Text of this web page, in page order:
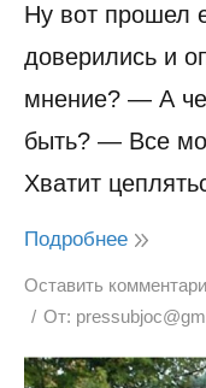
Ну вот прошел
доверились и
мнение? — А
быть? — Все
Хватит
Подробнее
Оставить
От: